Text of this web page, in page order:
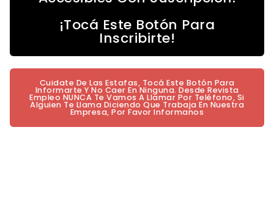
¡Tocá Este Botón Para
Inscribirte!
Cuidate De Las Estafas, Tocá Este Botón Para
Informarte Y No Caer En Ninguna. Desde Revista
Empleo NUNCA Te Vamos A Llamar Por Teléfono, Si
Alguien Te Llama Diciendo Que Trabaja En Nuestra
Empresa, Por Favor Informanos